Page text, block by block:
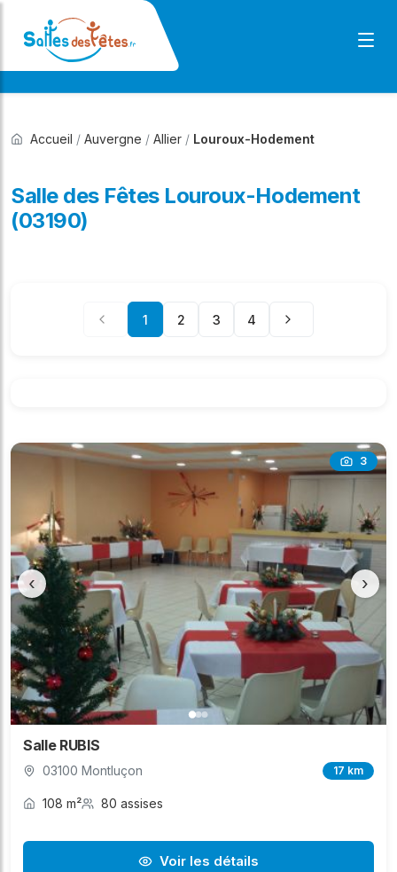
Accueil / Auvergne / Allier / Louroux-Hodement
Salle des Fêtes Louroux-Hodement
(03190)
1 2 3 4
3
‹ ›
Salle RUBIS
03100 Montluçon 17 km
108 m² 80 assises
Voir les détails